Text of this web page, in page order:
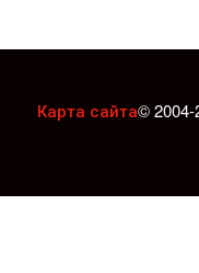
Карта сайта© 2004-